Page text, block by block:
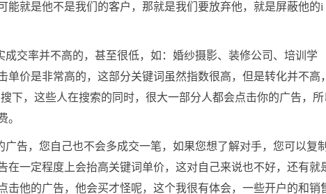
能就是他不是我们的客户，那就是我们要放弃他，就是屏蔽他的i
交率并不高的，甚至很低，如：婚纱摄影、装修公司、培训学
价是非常高的，这部分关键词虽然指数很高，但是转化并不高，
下，这些人在搜索的同时，很大一部分人都会点击你的广告，所
。
告，您自己也不会多成交一笔，如果您想了解对手，您可以复制
在一定程度上会抬高关键词单价，这对自己来说也不好，还有就
他的广告，他会买才怪呢，这个我很有体会，一些开户的和销